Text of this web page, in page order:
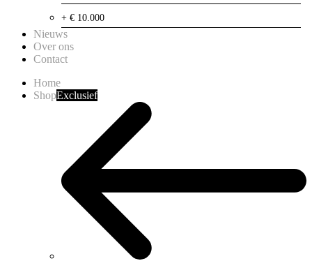
+ € 10.000
Nieuws
Over ons
Contact
Home
ShopExclusief